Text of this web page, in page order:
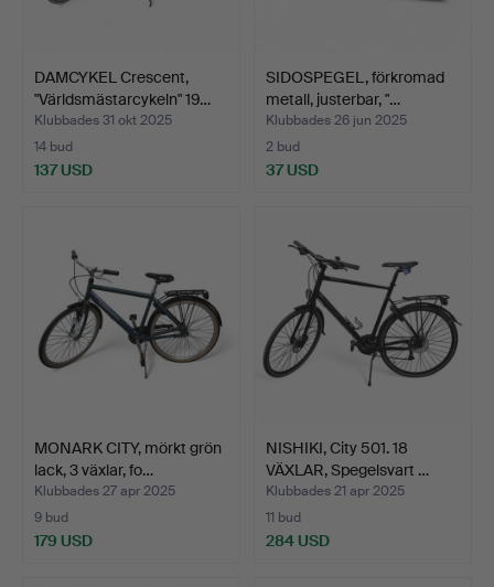
DAMCYKEL Crescent,
"Världsmästarcykeln" 19…
Klubbades 31 okt 2025
14 bud
137 USD
SIDOSPEGEL, förkromad
metall, justerbar, "…
Klubbades 26 jun 2025
2 bud
37 USD
MONARK CITY, mörkt grön
lack, 3 växlar, fo…
Klubbades 27 apr 2025
9 bud
179 USD
NISHIKI, City 501. 18
VÄXLAR, Spegelsvart …
Klubbades 21 apr 2025
11 bud
284 USD